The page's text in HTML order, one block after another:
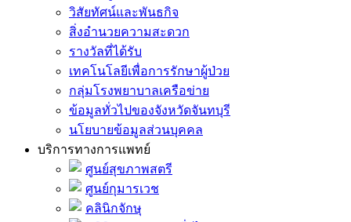
วิสัยทัศน์และพันธกิจ
สิ่งอำนวยความสะดวก
รางวัลที่ได้รับ
เทคโนโลยีเพื่อการรักษาผู้ป่วย
กลุ่มโรงพยาบาลเครือข่าย
ข้อมูลทั่วไปของจังหวัดจันทบุรี
นโยบายข้อมูลส่วนบุคคล
บริการทางการแพทย์
ศูนย์สุขภาพสตรี
ศูนย์กุมารเวช
คลินิกจักษุ